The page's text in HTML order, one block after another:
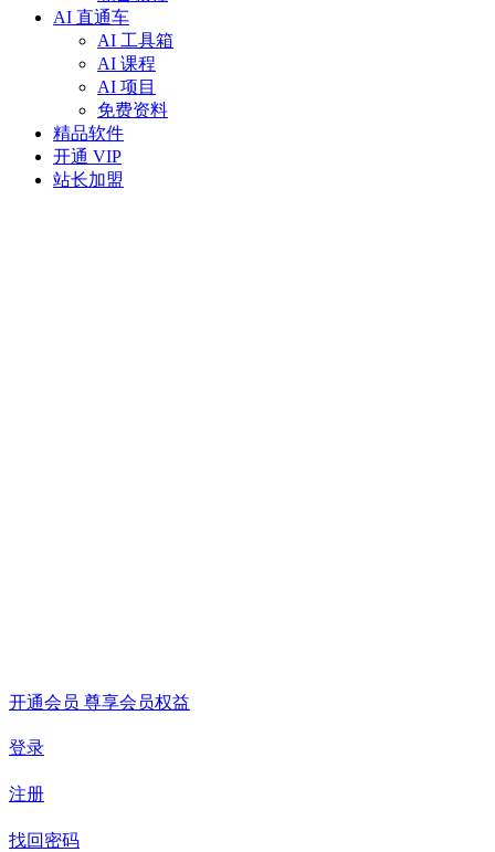
AI 直通车
AI 工具箱
AI 课程
AI 项目
免费资料
精品软件
开通 VIP
站长加盟
开通会员 尊享会员权益
登录
注册
找回密码